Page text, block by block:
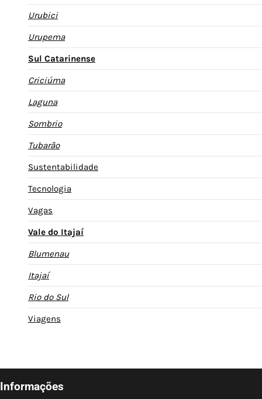
Urubici
Urupema
Sul Catarinense
Criciúma
Laguna
Sombrio
Tubarão
Sustentabilidade
Tecnologia
Vagas
Vale do Itajaí
Blumenau
Itajaí
Rio do Sul
Viagens
Informações